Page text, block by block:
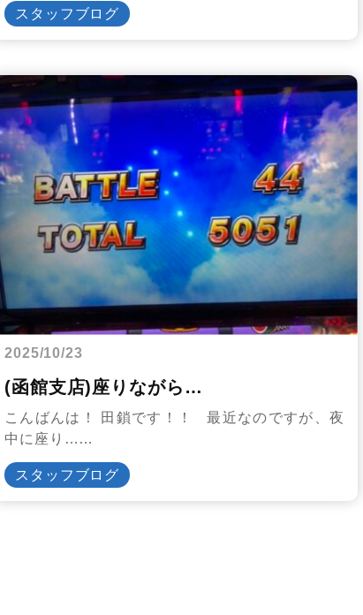
スタッフブログ
2025/10/23
(函館支店)座りながら…
こんばんは！ 田鎖です！！ 最近なのですが、夜
中に座り……
スタッフブログ